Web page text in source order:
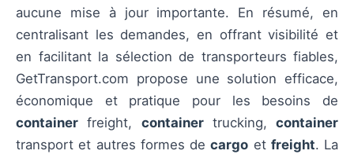
aucune mise à jour importante. En résumé, en
centralisant les demandes, en offrant visibilité et
en facilitant la sélection de transporteurs fiables,
GetTransport.com propose une solution efficace,
économique et pratique pour les besoins de
container freight, containertrucking, container
transport et autres formes decargo et freight. La